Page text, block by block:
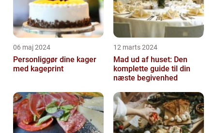
06 maj 2024
Personliggør dine kager
med kageprint
12 marts 2024
Mad ud af huset: Den
komplette guide til din
næste begivenhed